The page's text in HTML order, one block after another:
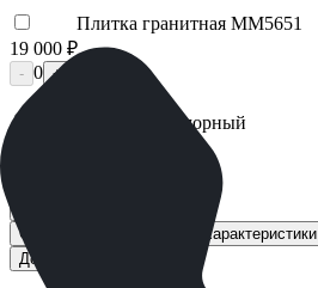
Плитка гранитная ММ5651
19 000 ₽
- 0 +
Щебень Мраморный
Описание
Технические характеристики
Доставка и оплата